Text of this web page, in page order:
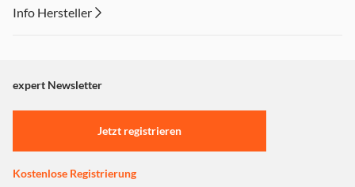
Info Hersteller
"Marketing".
Einstellungen anpassen
expert Newsletter
Jetzt registrieren
Kostenlose Registrierung